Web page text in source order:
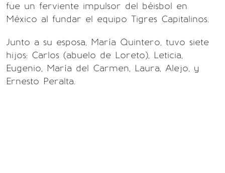
fue un ferviente impulsor del béisbol en
México al fundar el equipo Tigres Capitalinos.
Junto a su esposa, María Quintero, tuvo siete
hijos: Carlos (abuelo de Loreto), Leticia,
Eugenio, María del Carmen, Laura, Alejo, y
Ernesto Peralta.